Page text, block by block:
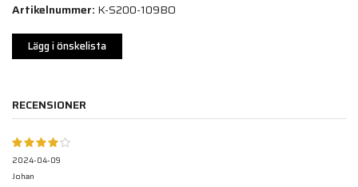
Artikelnummer: K-S200-109BO
Lägg i önskelista
RECENSIONER
2024-04-09
Johan